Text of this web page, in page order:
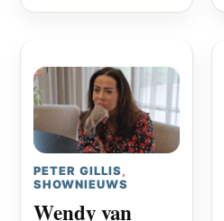
PETER GILLIS ,
SHOWNIEUWS
Wendy van